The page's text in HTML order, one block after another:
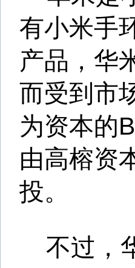
米最主要的
季度，华米
17.6%。
除了在营收
资本层面两者
军系公司也
示，华米的股
39.4%，是第
20.4%，位居
People